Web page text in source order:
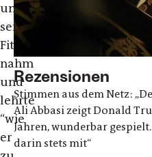
unter
seine
Fittiche
nahm
und
lehrte
“wie
er
Rezensionen
Stimmen aus dem Netz:
Ali Abbasi zeigt Donald
Jahren, wunderbar
darin stets mit“